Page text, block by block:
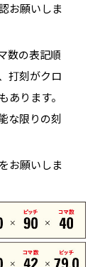
お願いしま
数の表記順
打刻がクロ
あります。
な限りの刻
お願いしま